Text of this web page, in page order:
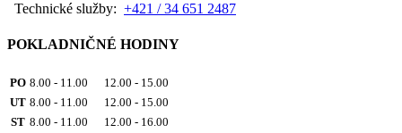
Technické služby: +421 / 34 651 2487
POKLADNIČNÉ HODINY
PO 8.00 - 11.00 12.00 - 15.00
UT 8.00 - 11.00 12.00 - 15.00
ST 8.00 - 11.00 12.00 - 16.00